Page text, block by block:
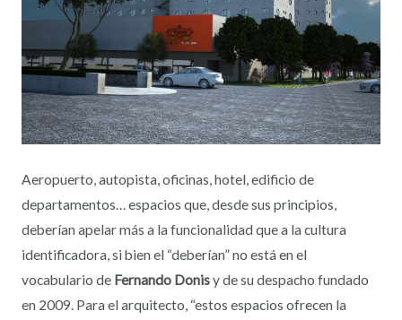
Aeropuerto, autopista, oficinas, hotel, edificio de
departamentos… espacios que, desde sus principios,
deberían apelar más a la funcionalidad que a la cultura
identificadora, si bien el “deberían” no está en el
vocabulario de Fernando Donisy de su despacho fundado
en 2009. Para el arquitecto, “estos espacios ofrecen la